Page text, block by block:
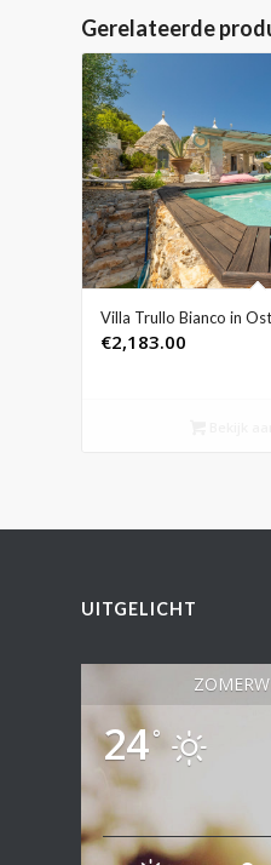
Gerelateerde
Villa Trullo Bianco in
€2,183.00
UITGELICHT
24°